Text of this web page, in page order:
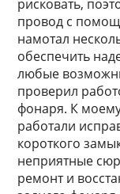
рисковать,
провод с
намотал
обеспечить
любые
проверил
фонаря. К
работали
короткого
неприятные
ремонт и